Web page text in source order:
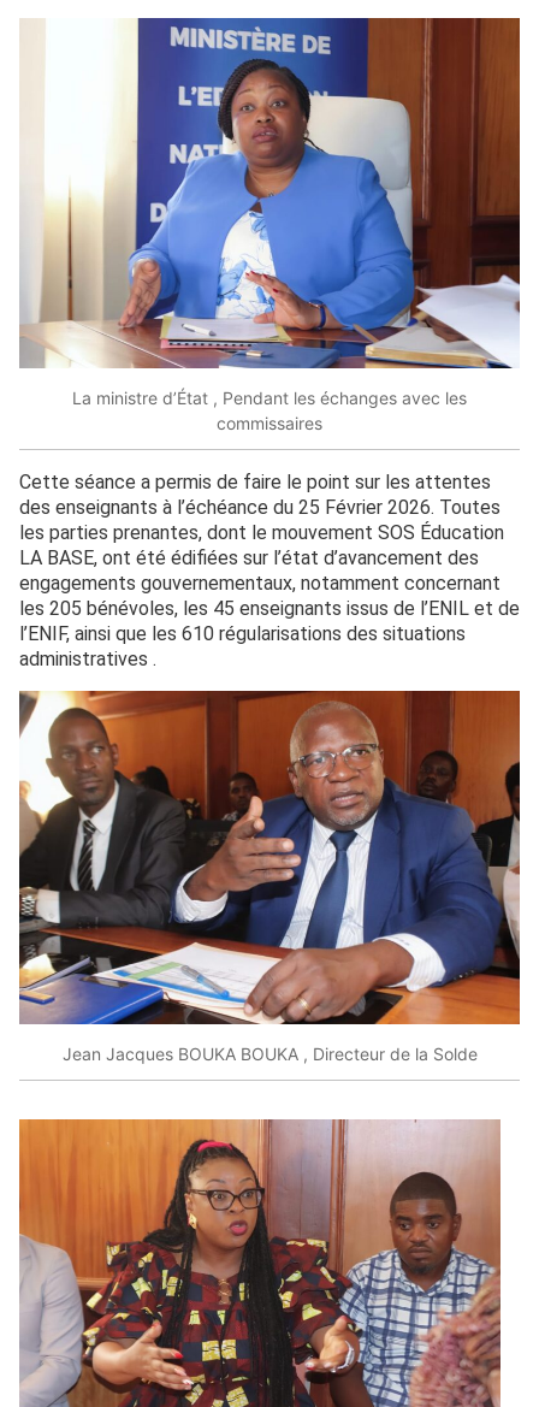
La ministre d’État , Pendant les échanges avec les
commissaires
Cette séance a permis de faire le point sur les attentes
des enseignants à l’échéance du 25 Février 2026. Toutes
les parties prenantes, dont le mouvement SOS Éducation
LA BASE, ont été édifiées sur l’état d’avancement des
engagements gouvernementaux, notamment concernant
les 205 bénévoles, les 45 enseignants issus de l’ENIL et de
l’ENIF, ainsi que les 610 régularisations des situations
administratives .
Jean Jacques BOUKA BOUKA , Directeur de la Solde